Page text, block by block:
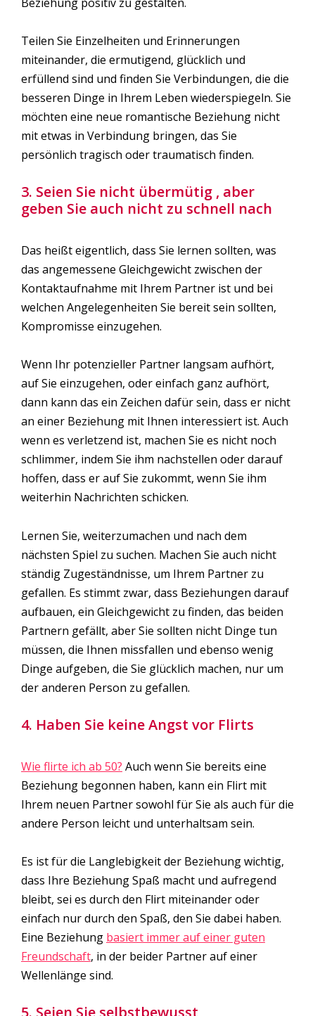
Teilen Sie Einzelheiten und Erinnerungen
miteinander, die ermutigend, glücklich und
erfüllend sind und finden Sie Verbindungen, die die
besseren Dinge in Ihrem Leben wiederspiegeln. Sie
möchten eine neue romantische Beziehung nicht
mit etwas in Verbindung bringen, das Sie
persönlich tragisch oder traumatisch finden.
3. Seien Sie nicht übermütig , aber
geben Sie auch nicht zu schnell nach
Das heißt eigentlich, dass Sie lernen sollten, was
das angemessene Gleichgewicht zwischen der
Kontaktaufnahme mit Ihrem Partner ist und bei
welchen Angelegenheiten Sie bereit sein sollten,
Kompromisse einzugehen.
Wenn Ihr potenzieller Partner langsam aufhört,
auf Sie einzugehen, oder einfach ganz aufhört,
dann kann das ein Zeichen dafür sein, dass er nicht
an einer Beziehung mit Ihnen interessiert ist. Auch
wenn es verletzend ist, machen Sie es nicht noch
schlimmer, indem Sie ihm nachstellen oder darauf
hoffen, dass er auf Sie zukommt, wenn Sie ihm
weiterhin Nachrichten schicken.
Lernen Sie, weiterzumachen und nach dem
nächsten Spiel zu suchen. Machen Sie auch nicht
ständig Zugeständnisse, um Ihrem Partner zu
gefallen. Es stimmt zwar, dass Beziehungen darauf
aufbauen, ein Gleichgewicht zu finden, das beiden
Partnern gefällt, aber Sie sollten nicht Dinge tun
müssen, die Ihnen missfallen und ebenso wenig
Dinge aufgeben, die Sie glücklich machen, nur um
der anderen Person zu gefallen.
4. Haben Sie keine Angst vor Flirts
Wie flirte ich ab 50? Auch wenn Sie bereits eine
Beziehung begonnen haben, kann ein Flirt mit
Ihrem neuen Partner sowohl für Sie als auch für die
andere Person leicht und unterhaltsam sein.
Es ist für die Langlebigkeit der Beziehung wichtig,
dass Ihre Beziehung Spaß macht und aufregend
bleibt, sei es durch den Flirt miteinander oder
einfach nur durch den Spaß, den Sie dabei haben.
Eine Beziehung basiert immer auf einer guten
Freundschaft, in der beider Partner auf einer
Wellenlänge sind.